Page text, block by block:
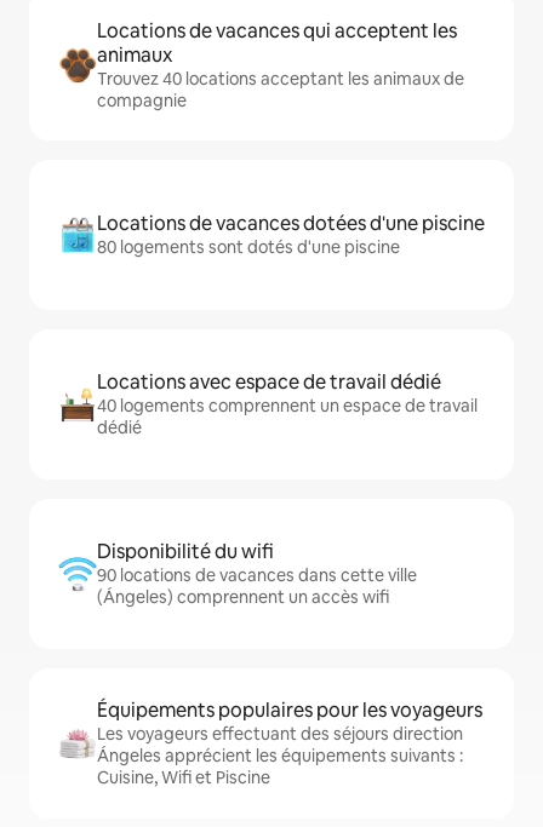
Locations de vacances qui acceptent les
animaux
Trouvez 40 locations acceptant les animaux de
compagnie
Locations de vacances dotées d'une piscine
80 logements sont dotés d'une piscine
Locations avec espace de travail dédié
40 logements comprennent un espace de travail
dédié
Disponibilité du wifi
90 locations de vacances dans cette ville
(Ángeles) comprennent un accès wifi
Équipements populaires pour les voyageurs
Les voyageurs effectuant des séjours direction
Ángeles apprécient les équipements suivants :
Cuisine, Wifi et Piscine